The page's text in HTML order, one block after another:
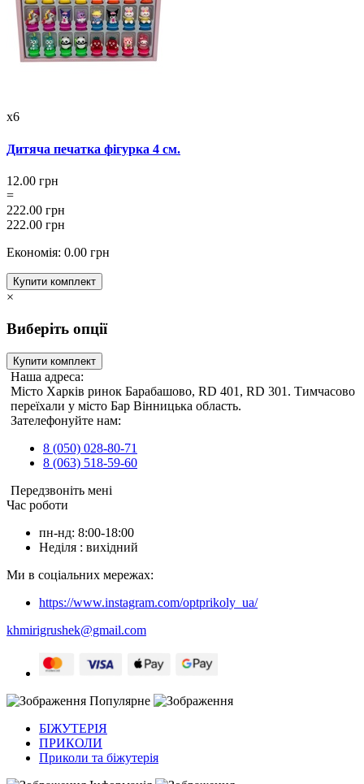
x6
Дитяча печатка фігурка 4 см.
12.00 грн
=
222.00 грн
222.00 грн
Економія: 0.00 грн
Купити комплект
×
Виберіть опції
Купити комплект
Наша адреса:
Місто Харків ринок Барабашово, RD 401, RD 301. Тимчасово
переїхали у місто Бар Вінницька область.
Зателефонуйте нам:
8 (050) 028-80-71
8 (063) 518-59-60
Передзвоніть мені
Час роботи
пн-нд: 8:00-18:00
Неділя : вихідний
Ми в соціальних мережах:
https://www.instagram.com/optprikoly_ua/
khmirigrushek@gmail.com
Популярне
БІЖУТЕРІЯ
ПРИКОЛИ
Приколи та біжутерія